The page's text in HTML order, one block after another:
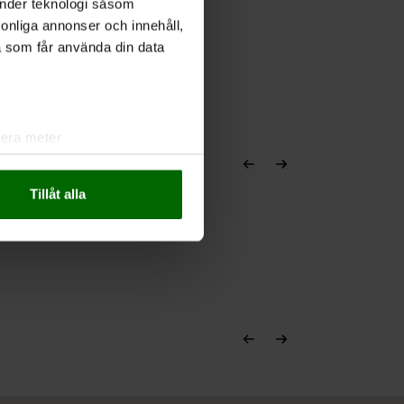
teknologi såsom
annonser och innehåll,
får använda din data
meter
kombinera informationen
Tillåt alla